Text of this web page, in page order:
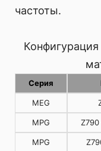
частоты.
Серия
MEG
MPG Z790
MPG